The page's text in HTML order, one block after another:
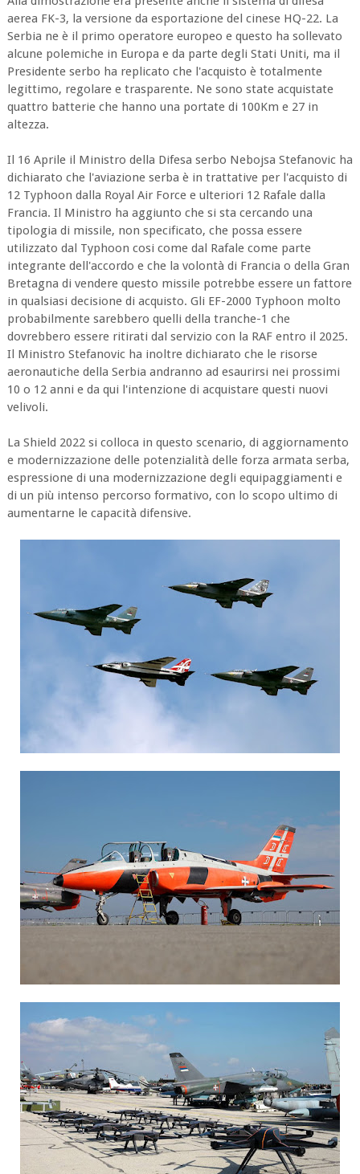
aerea FK-3, la versione da esportazione del cinese HQ-22. La
Serbia ne è il primo operatore europeo e questo ha sollevato
alcune polemiche in Europa e da parte degli Stati Uniti, ma il
Presidente serbo ha replicato che l'acquisto è totalmente
legittimo, regolare e trasparente. Ne sono state acquistate
quattro batterie che hanno una portate di 100Km e 27 in
altezza.
Il 16 Aprile il Ministro della Difesa serbo Nebojsa Stefanovic ha
dichiarato che l'aviazione serba è in trattative per l'acquisto di
12 Typhoon dalla Royal Air Force e ulteriori 12 Rafale dalla
Francia. Il Ministro ha aggiunto che si sta cercando una
tipologia di missile, non specificato, che possa essere
utilizzato dal Typhoon cosi come dal Rafale come parte
integrante dell'accordo e che la volontà di Francia o della Gran
Bretagna di vendere questo missile potrebbe essere un fattore
in qualsiasi decisione di acquisto. Gli EF-2000 Typhoon molto
probabilmente sarebbero quelli della tranche-1 che
dovrebbero essere ritirati dal servizio con la RAF entro il 2025.
Il Ministro Stefanovic ha inoltre dichiarato che le risorse
aeronautiche della Serbia andranno ad esaurirsi nei prossimi
10 o 12 anni e da qui l'intenzione di acquistare questi nuovi
velivoli.
La Shield 2022 si colloca in questo scenario, di aggiornamento
e modernizzazione delle potenzialità delle forza armata serba,
espressione di una modernizzazione degli equipaggiamenti e
di un più intenso percorso formativo, con lo scopo ultimo di
aumentarne le capacità difensive.